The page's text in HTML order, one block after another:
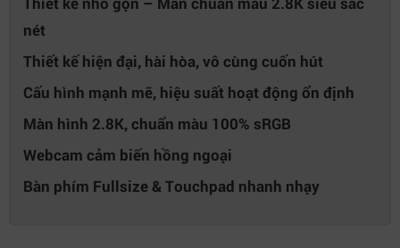
Kiểu Pin
3 cell /56.5Wh
Sạc pin
Hệ điều hành (bản
quyền) đi kèm
Windows 11 Home 64
Rộng x Cao)
312.2 x 221 x 15.9 mm
Trọng Lượng
1.49 kg
Màu sắc
Xám
nét
Thiết kế hiện đại, hài hòa, vô cùng cuốn hút
Cấu hình mạnh mẽ, hiệu suất hoạt động ổn định
Màn hình 2.8K, chuẩn màu 100% sRGB
Webcam cảm biến hồng ngoại
Bàn phím Fullsize & Touchpad nhanh nhạy